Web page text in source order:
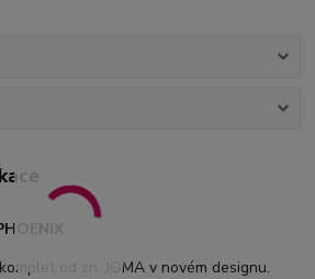
od zn. JOMA v novém designu.